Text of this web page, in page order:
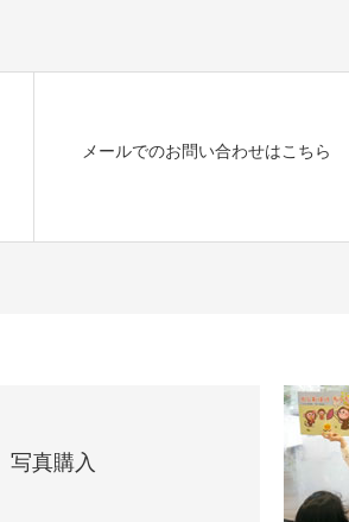
メールでのお問い合わせはこちら
写真購入